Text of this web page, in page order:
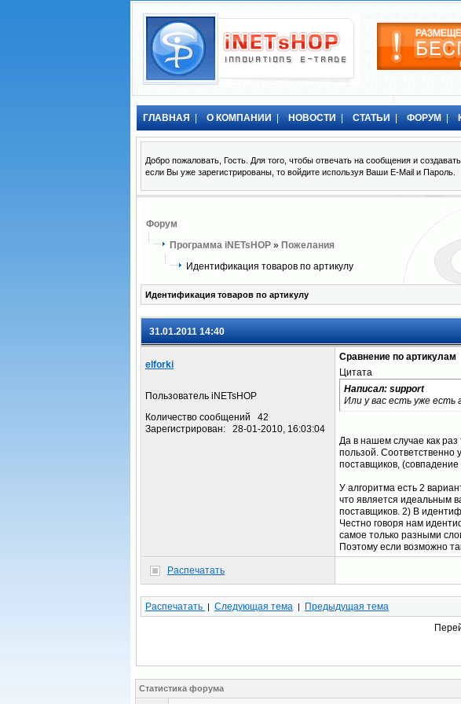
ГЛАВНАЯ О КОМПАНИИ НОВОСТИ СТАТЬИ ФОРУМ
Добро пожаловать, Гость. Для того, чтобы отвечать на сообщения и
если Вы уже зарегистрированы, то войдите используя Ваши E-Mail и Пароль.
Форум
Программа iNETsHOP » Пожелания
Идентификация товаров по артикулу
Идентификация товаров по артикулу
31.01.2011 14:40
elforki
Пользователь iNETsHOP
Количество сообщений 42
Зарегистрирован: 28-01-2010, 16:03:04
Сравнение по артикулам
Цитата
Написал: support
Или у вас есть уже есть
Да в нашем случае как
пользой. Соответственно
поставщиков,
У алгоритма есть 2
что является идеальным
поставщиков. 2) В
Честно говоря нам
самое только разными
Поэтому если возможно
Распечатать
Распечатать | Следующая тема |
Предыдущая тема
Статистика форума